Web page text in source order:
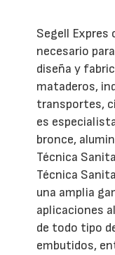
Segell
necesario
diseña y
mataderos,
transportes,
es
bronce,
Técnica
Técnica
una amplia
aplicaciones
de todo tipo
embutidos,